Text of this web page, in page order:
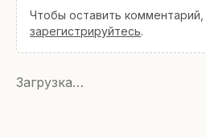
Чтобы оставить комментарий,
зарегистрируйтесь.
Загрузка…